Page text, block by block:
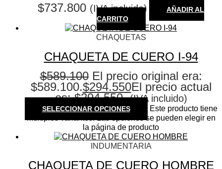
$737.800 (IVA incluido)
AÑADIR AL
CARRITO
CHAQUETAS
CHAQUETA DE CUERO I-94
$589.100 El precio original era:
$589.100.$294.550El precio actual
es: $294.550. (IVA incluido)
SELECCIONAR OPCIONES
Este producto tiene
múltiples variantes. Las opciones se pueden elegir en
la página de producto
INDUMENTARIA
CHAQUETA DE CUERO HOMBRE